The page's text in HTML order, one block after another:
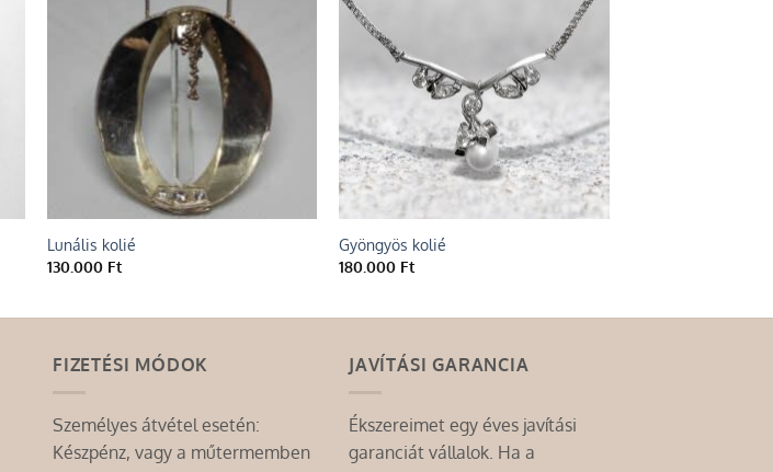
Lunális kolié
130.000 Ft
Add to
wishlist
Gyöngyös kolié
180.000 Ft
FIZETÉSI MÓDOK
Személyes átvétel esetén:
Készpénz, vagy a műtermemben
JAVÍTÁSI GARANCIA
Ékszereimet egy éves javítási
garanciát vállalok. Ha a